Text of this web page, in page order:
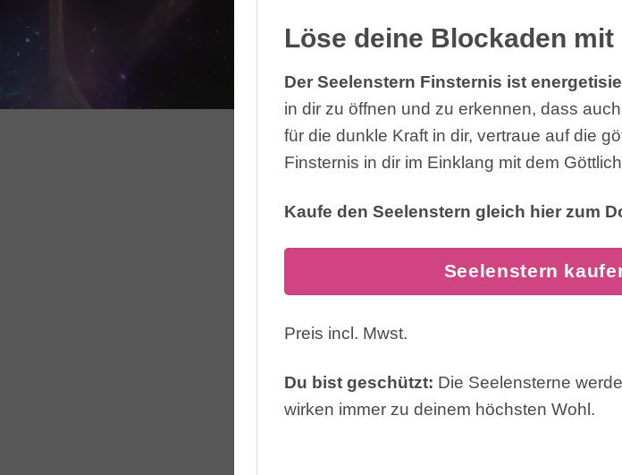
Löse deine Blockaden
Der Seelenstern Finsternis ist
in dir zu öffnen und zu erkennen, dass
für die dunkle Kraft in dir, vertraue auf die
Finsternis in dir im Einklang mit dem
Kaufe den Seelenstern gleich hier zum
Seelenstern
Preis incl. Mwst.
Du bist geschützt: Die Seelensterne
wirken immer zu deinem höchsten Wohl.